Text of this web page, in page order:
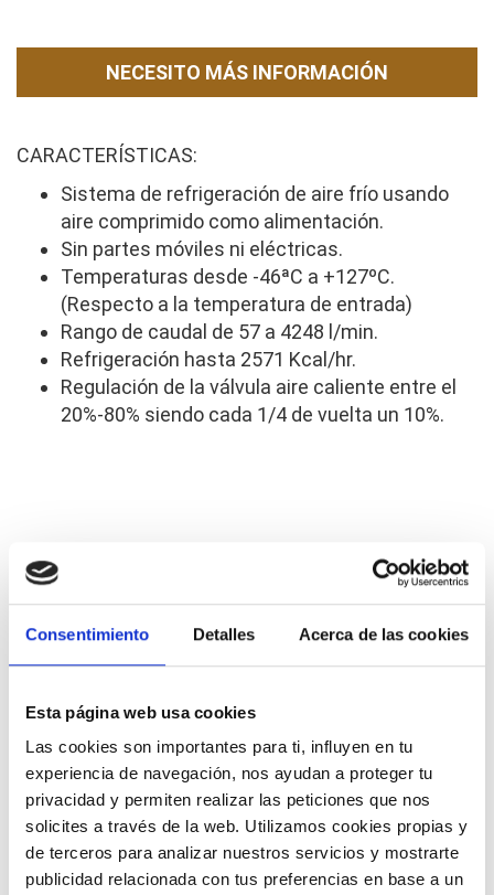
Consentimiento Detalles Acerca de las cookies
Esta página web usa cookies
Las cookies son importantes para ti, influyen en tu
experiencia de navegación, nos ayudan a proteger tu
privacidad y permiten realizar las peticiones que nos
solicites a través de la web. Utilizamos cookies propias y
de terceros para analizar nuestros servicios y mostrarte
publicidad relacionada con tus preferencias en base a un
NECESITO MÁS INFORMACIÓN
CARACTERÍSTICAS:
Sistema de refrigeración de aire frío usando
aire comprimido como alimentación.
Sin partes móviles ni eléctricas.
Temperaturas desde -46ªC a +127ºC.
(Respecto a la temperatura de entrada)
Rango de caudal de 57 a 4248 l/min.
Refrigeración hasta 2571 Kcal/hr.
Regulación de la válvula aire caliente entre el
20%-80% siendo cada 1/4 de vuelta un 10%.
DESCARGAR FICHA PARA VER TODA LA
GAMA COMPLETA